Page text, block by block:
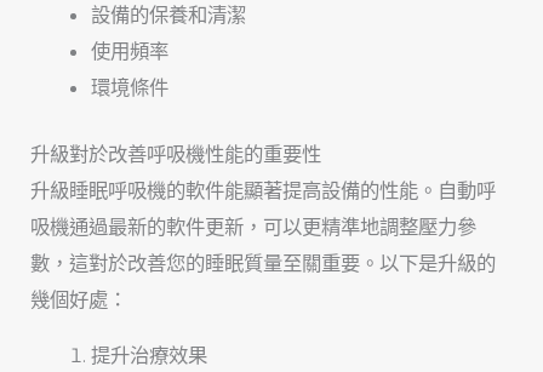
設備的保養和清潔
使用頻率
環境條件
升級對於改善呼吸機性能的重要性
升級睡眠呼吸機的軟件能顯著提高設備的性能。自動呼
吸機通過最新的軟件更新，可以更精準地調整壓力參
數，這對於改善您的睡眠質量至關重要。以下是升級的
幾個好處：
提升治療效果